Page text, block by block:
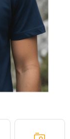
Napište nám